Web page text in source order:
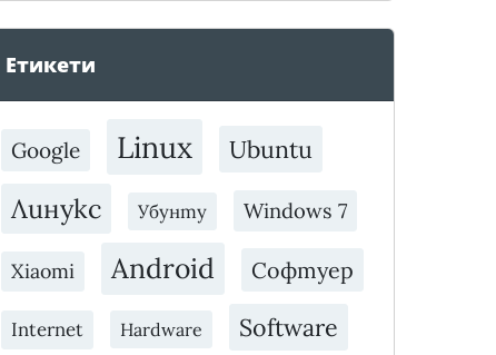
Етикети
Google Linux Ubuntu
Линукс Убунту Windows 7
Xiaomi Android Софтуер
Internet Hardware Software